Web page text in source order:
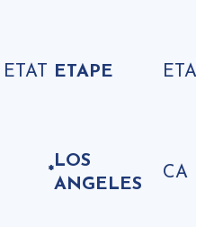
ETAT ETAPE
ETAT
*
LOS
ANGELES
CA